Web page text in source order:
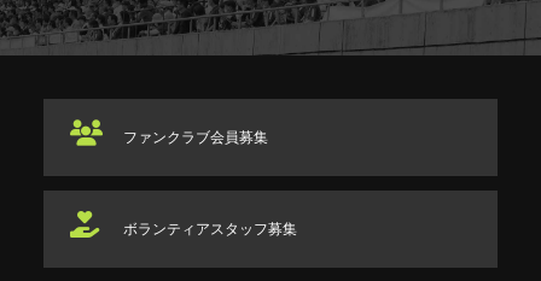
ファンクラブ会員募集
ボランティアスタッフ募集